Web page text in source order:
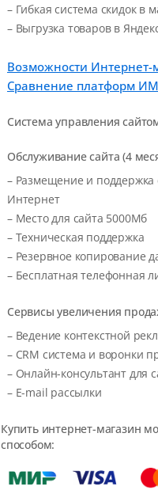
– Гибкая система скидок в
– Выгрузка товаров в
Возможности Интернет-
Сравнение платформ ИМ
Система управления
Обслуживание сайта (4
– Размещение и поддержка
Интернет
– Место для сайта 5000Мб
– Техническая поддержка
– Резервное копирование
– Бесплатная телефонная
Сервисы увеличения
– Ведение контекстной
– CRM система и воронки
– Онлайн-консультант для
– E-mail рассылки
Купить интернет-магазин
способом: